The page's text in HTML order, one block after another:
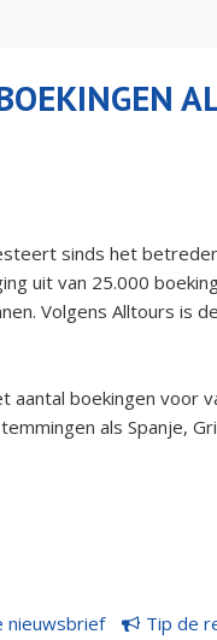
sinds het
uit van 25.000
Volgens Alltours is
boekingen voor
als Spanje,
nieuwsbrief Tip de